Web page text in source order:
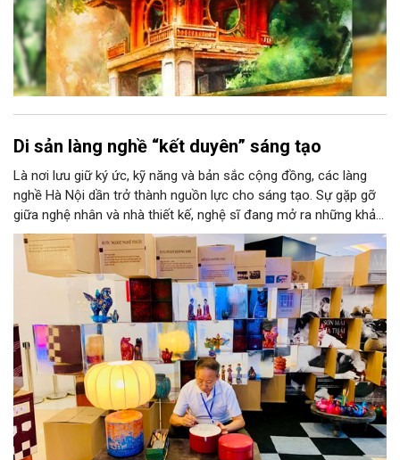
Di sản làng nghề “kết duyên” sáng tạo
Là nơi lưu giữ ký ức, kỹ năng và bản sắc cộng đồng, các làng
nghề Hà Nội dần trở thành nguồn lực cho sáng tạo. Sự gặp gỡ
giữa nghệ nhân và nhà thiết kế, nghệ sĩ đang mở ra những khả
năng phát triển mới cho thủ công đương đại trên nền tảng di
sản. Từ những cuộc “kết duyên” đầy cảm hứng ấy, Hà Nội đang
khơi thông mạch ngầm của hệ sinh thái thủ công, biến vốn cổ
thành động lực bền vững cho tương lai.